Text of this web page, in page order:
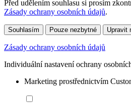
Před udělením souhlasu si prosím
Zásady ochrany osobních údajů.
Souhlasím Pouze nezbytné Upravit
Zásady ochrany osobních údajů
Individuální nastavení ochrany
Marketing prostřednictvím